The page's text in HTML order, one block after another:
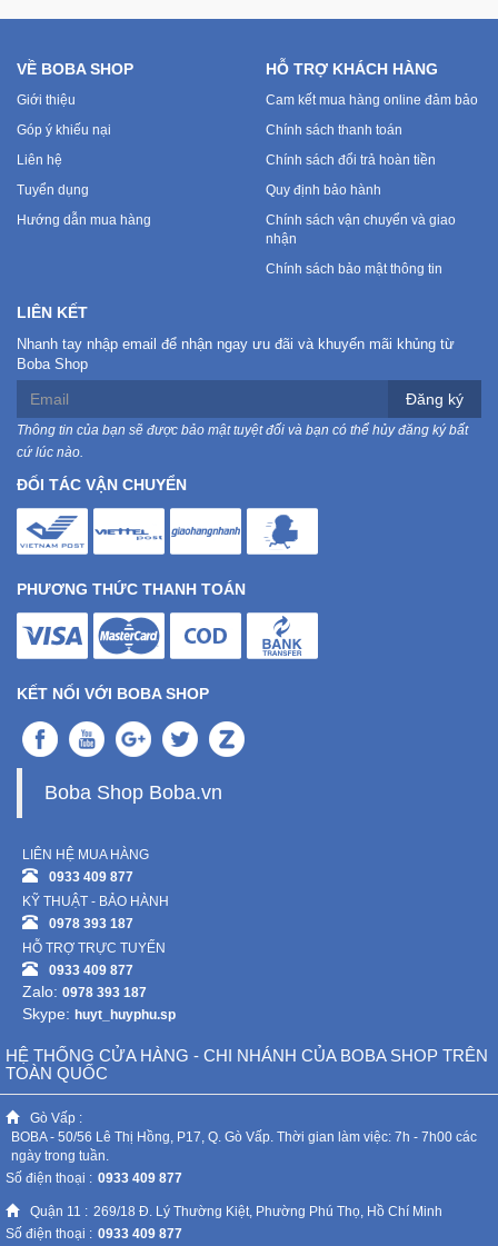
VỀ BOBA SHOP
Giới thiệu
Góp ý khiếu nại
Liên hệ
Tuyển dụng
Hướng dẫn mua hàng
HỖ TRỢ KHÁCH HÀNG
Cam kết mua hàng online đảm bảo
Chính sách thanh toán
Chính sách đổi trả hoàn tiền
Quy định bảo hành
Chính sách vận chuyển và giao
nhận
Chính sách bảo mật thông tin
LIÊN KẾT
Nhanh tay nhập email để nhận ngay ưu đãi và khuyến mãi khủng từ
Boba Shop
Đăng ký
Thông tin của bạn sẽ được bảo mật tuyệt đối và bạn có thể hủy đăng ký bất
cứ lúc nào.
ĐỐI TÁC VẬN CHUYỂN
PHƯƠNG THỨC THANH TOÁN
KẾT NỐI VỚI BOBA SHOP
Boba Shop Boba.vn
LIÊN HỆ MUA HÀNG
0933 409 877
KỸ THUẬT - BẢO HÀNH
0978 393 187
HỖ TRỢ TRỰC TUYẾN
0933 409 877
Zalo: 0978 393 187
Skype: huyt_huyphu.sp
HỆ THỐNG CỬA HÀNG - CHI NHÁNH CỦA BOBA SHOP TRÊN
TOÀN QUỐC
Gò Vấp :
BOBA - 50/56 Lê Thị Hồng, P17, Q. Gò Vấp. Thời gian làm việc: 7h - 7h00 các
ngày trong tuần.
Số điện thoại : 0933 409 877
Quận 11 : 269/18 Đ. Lý Thường Kiệt, Phường Phú Thọ, Hồ Chí Minh
Số điện thoại : 0933 409 877